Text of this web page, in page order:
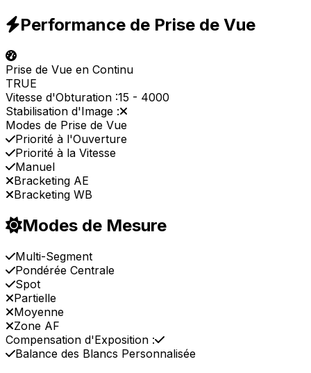
Performance de Prise de Vue
Prise de Vue en Continu
TRUE
Vitesse d'Obturation :15 - 4000
Stabilisation d'Image :
Modes de Prise de Vue
Priorité à l'Ouverture
Priorité à la Vitesse
Manuel
Bracketing AE
Bracketing WB
Modes de Mesure
Multi-Segment
Pondérée Centrale
Spot
Partielle
Moyenne
Zone AF
Compensation d'Exposition :
Balance des Blancs Personnalisée